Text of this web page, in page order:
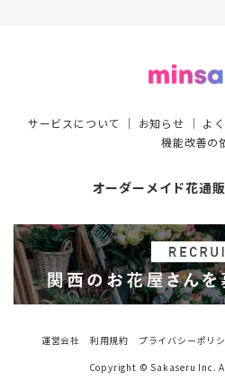
サービスについて ｜ お知らせ ｜ よ
機能改善の
オーダーメイド花通
運営会社 利用規約 プライバシーポリ
Copyright © Sakaseru Inc.